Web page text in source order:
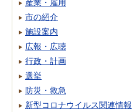
産業・雇用
市の紹介
施設案内
広報・広聴
行政・計画
選挙
防災・救急
新型コロナウイルス関連情報